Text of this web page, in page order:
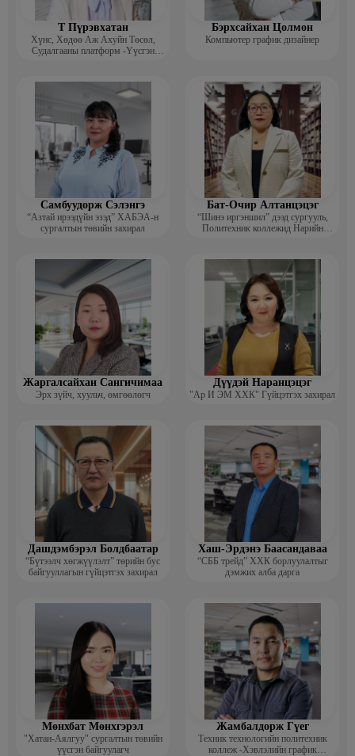
Т Пүрэвхатан
Хүнс, Хөдөө Аж Ахуйн Төсөл,
Судалгааны платформ -Үүсгэн
Бэрхсайхан Цолмон
Компьютер график дизайнер
Самбуудорж Сэлэнгэ
“Азтай ирээдүйн эзэд” ХАБЭА-н
сургалтын төвийн захирал
Бат-Очир Алтанцэцэг
“Шинэ иргэншил” дээд сургууль,
Политехник коллежид Нарийн
багш
Жаргалсайхан Сангичимаа
Эрх зүйч, хуульч, өмгөөлөгч
Дүүдэй Наранцэцэг
"Ар И ЭМ ХХК" Гүйцэтгэх захирал
Дашдэмбэрэл Болдбаатар
“Бүтээлч хөгжүүлэлт” төрийн бус
байгууллагын гүйцэтгэх захирал
Хаш-Эрдэнэ Баасандаваа
“СББ трейд” ХХК борлуулалтыг
дэмжих алба дарга
Мөнхбат Мөнхгэрэл
"Хатан-Аялгуу" сургалтын төвийн
үүсгэн байгуулагч
Жамбалдорж Гүег
Техник технологийн политехник
коллеж -Хэвлэлийн график